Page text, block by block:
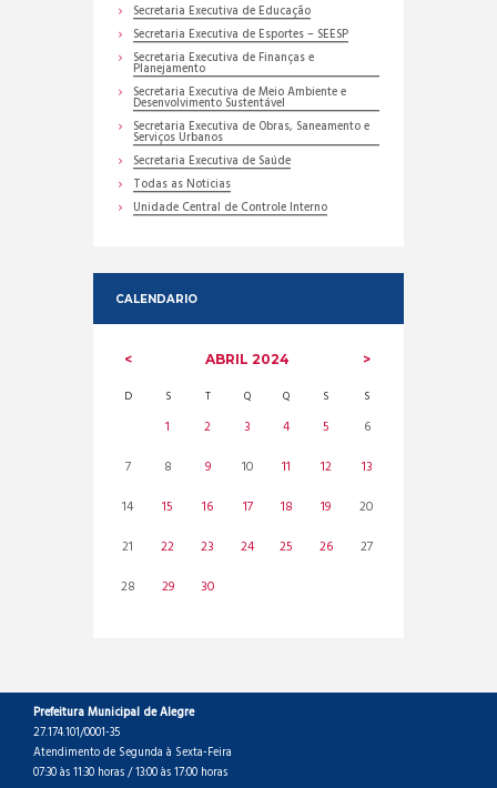
Secretaria Executiva de Educação
Secretaria Executiva de Esportes – SEESP
Secretaria Executiva de Finanças e
Planejamento
Secretaria Executiva de Meio Ambiente e
Desenvolvimento Sustentável
Secretaria Executiva de Obras, Saneamento e
Serviços Urbanos
Secretaria Executiva de Saúde
Todas as Noticias
Unidade Central de Controle Interno
CALENDARIO
ABRIL 2024
D S T Q Q S S
1 2 3 4 5
6
7
8 9 10 11 12
13
14
15 16 17 18 19
20
21
22 23 24 25 26
27
28
29 30
Prefeitura Municipal de Alegre
27.174.101/0001-35
Atendimento de Segunda à Sexta-Feira
07:30 às 11:30 horas / 13:00 às 17:00 horas